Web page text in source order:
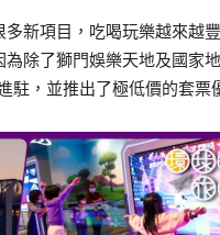
新項目，吃喝玩樂越來越
除了獅門娛樂天地及國家
駐，並推出了極低價的套票